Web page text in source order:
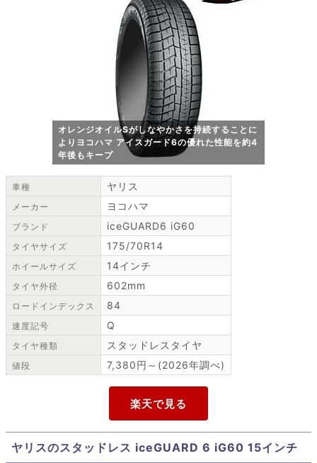
オレンジオイルSがしなやかさを持続することに
よりヨコハマ アイスガード6の優れた性能を約4
年後もキープ
車種 ヤリス
メーカー ヨコハマ
ブランド iceGUARD6 iG60
タイヤサイズ 175/70R14
ホイールサイズ 14インチ
タイヤ外径 602mm
ロードインデックス 84
速度記号 Q
タイヤ種類 スタッドレスタイヤ
値段 7,380円～(2026年調べ)
ヤリスのスタッドレス iceGUARD 6 iG60 15インチ